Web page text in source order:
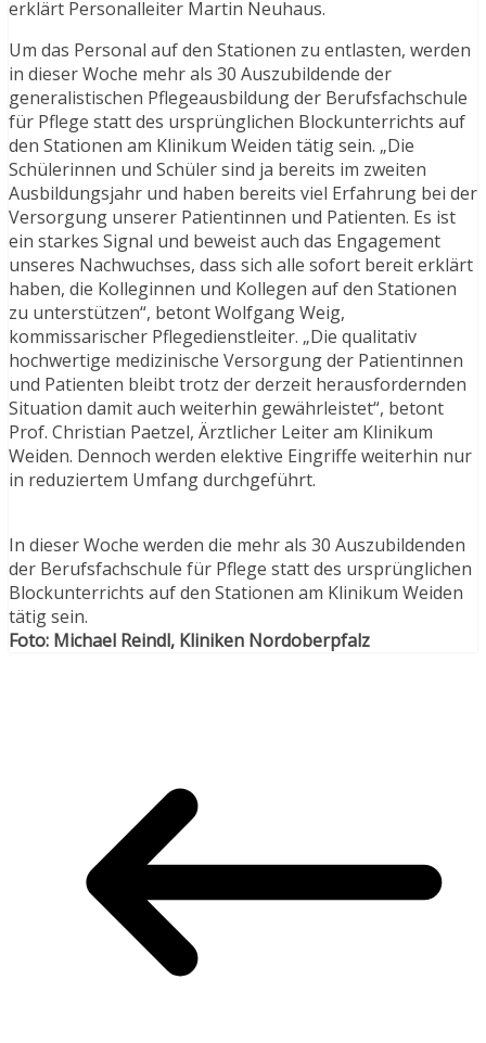
erklärt Personalleiter Martin Neuhaus.
Um das Personal auf den Stationen zu entlasten, werden
in dieser Woche mehr als 30 Auszubildende der
generalistischen Pflegeausbildung der Berufsfachschule
für Pflege statt des ursprünglichen Blockunterrichts auf
den Stationen am Klinikum Weiden tätig sein. „Die
Schülerinnen und Schüler sind ja bereits im zweiten
Ausbildungsjahr und haben bereits viel Erfahrung bei der
Versorgung unserer Patientinnen und Patienten. Es ist
ein starkes Signal und beweist auch das Engagement
unseres Nachwuchses, dass sich alle sofort bereit erklärt
haben, die Kolleginnen und Kollegen auf den Stationen
zu unterstützen“, betont Wolfgang Weig,
kommissarischer Pflegedienstleiter. „Die qualitativ
hochwertige medizinische Versorgung der Patientinnen
und Patienten bleibt trotz der derzeit herausfordernden
Situation damit auch weiterhin gewährleistet“, betont
Prof. Christian Paetzel, Ärztlicher Leiter am Klinikum
Weiden. Dennoch werden elektive Eingriffe weiterhin nur
in reduziertem Umfang durchgeführt.
In dieser Woche werden die mehr als 30 Auszubildenden
der Berufsfachschule für Pflege statt des ursprünglichen
Blockunterrichts auf den Stationen am Klinikum Weiden
tätig sein.
Foto: Michael Reindl, Kliniken Nordoberpfalz